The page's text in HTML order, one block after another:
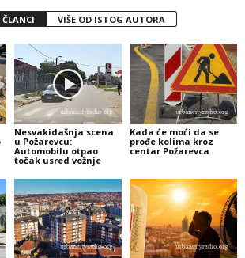
VIŠE OD ISTOG AUTORA
Nesvakidašnja scena
u Požarevcu:
Automobilu otpao
točak usred vožnje
Kada će moći da se
prođe kolima kroz
centar Požarevca